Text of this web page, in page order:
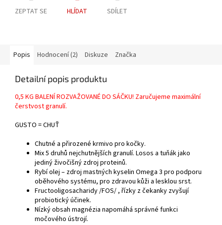
ZEPTAT SE HLÍDAT SDÍLET
Popis Hodnocení (2) Diskuze Značka
Detailní popis produktu
0,5 KG BALENÍ ROZVAŽOVANÉ DO SÁČKU! Zaručujeme maximální
čerstvost granulí.
GUSTO = CHUŤ
Chutné a přirozené krmivo pro kočky.
Mix 5 druhů nejchutnějších granulí. Losos a tuňák jako
jediný živočišný zdroj proteinů.
Rybí olej – zdroj mastných kyselin Omega 3 pro podporu
oběhového systému, pro zdravou kůži a lesklou srst.
Fructooligosacharidy /FOS/ , řízky z čekanky zvyšují
probiotický účinek.
Nízký obsah magnézia napomáhá správné funkci
močového ústrojí.